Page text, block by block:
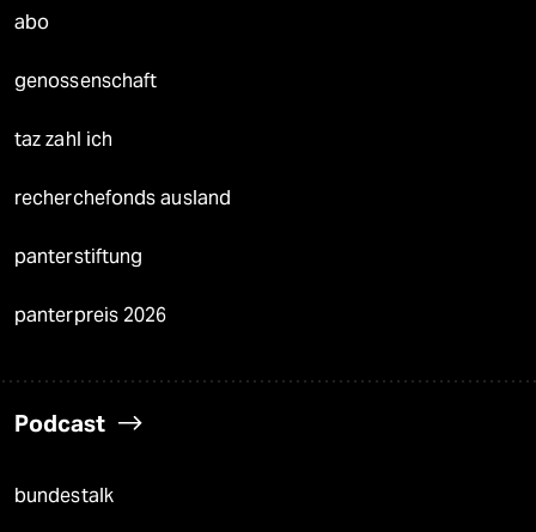
abo
genossenschaft
taz zahl ich
recherchefonds ausland
panterstiftung
panterpreis 2026
Podcast
bundestalk